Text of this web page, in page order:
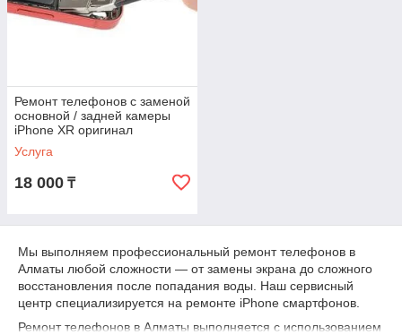
Ремонт телефонов с заменой
основной / задней камеры
iPhone XR оригинал
Услуга
18 000 ₸
Мы выполняем профессиональный ремонт телефонов в
Алматы любой сложности — от замены экрана до сложного
восстановления после попадания воды. Наш сервисный
центр специализируется на ремонте iPhone смартфонов.
Ремонт телефонов в Алматы выполняется с использованием